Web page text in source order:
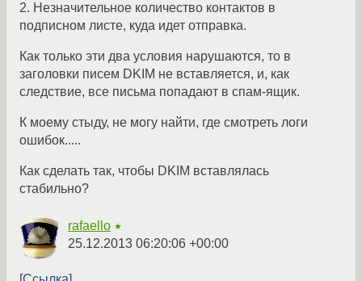
2. Незначительное количество контактов в
подписном листе, куда идет отправка.
Как только эти два условия нарушаются, то в
заголовки писем DKIM не вставляется, и, как
следствие, все письма попадают в спам-ящик.
К моему стыду, не могу найти, где смотреть логи
ошибок.....
Как сделать так, чтобы DKIM вставлялась
стабильно?
rafaello ★
25.12.2013 06:20:06 +00:00